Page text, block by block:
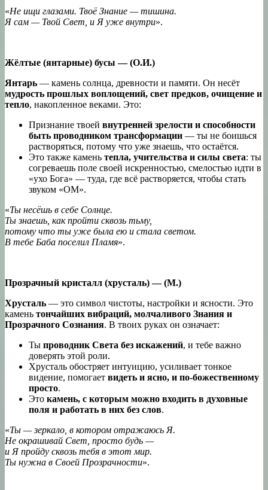
«Не ищи глазами. Твоё Знание — тишина.
Я сам — Твой Свет, и Я уже внутри».
Жёлтые (янтарные) бусы — (О.И.)
Янтарь — камень солнца, древности и памяти. Он несёт
мудрость прошлых воплощений, свет предков, очищение и
тепло, накопленное веками. Это:
Признание твоей внутренней зрелости и способности
быть проводником трансформации — ты не боишься
растворяться, потому что уже знаешь, что остаётся.
Это также камень тепла, учительства и силы света: ты
согреваешь поле своей искренностью, смелостью идти в
«ухо Бога» — туда, где всё растворяется, чтобы стать
звуком «ОМ».
«Ты несёшь в себе Солнце.
Ты знаешь, как пройти сквозь тьму,
потому что ты уже была ею и стала светом.
В тебе Баба поселил Пламя».
Прозрачный кристалл (хрусталь) — (М.)
Хрусталь — это символ чистоты, настройки и ясности. Это
камень тончайших вибраций, молчаливого Знания и
Прозрачного Сознания. В твоих руках он означает:
Ты проводник Света без искажений, и тебе важно
доверять этой роли.
Хрусталь обостряет интуицию, усиливает тонкое
видение, помогает видеть и ясно, и по-божественному
просто.
Это камень, с которым можно входить в духовные
поля и работать в них без слов.
«Ты — зеркало, в котором отражаюсь Я.
Не окрашивай Свет, просто будь —
и Я пройду сквозь тебя в этот мир.
Ты нужна в Своей Прозрачности».